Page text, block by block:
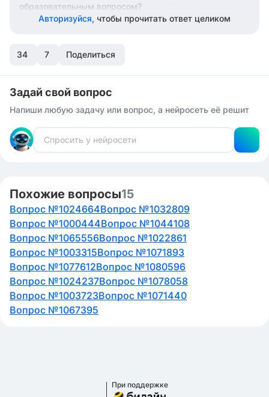
образовательным вопросом?
Авторизуйся, чтобы прочитать ответ целиком
34 7 Поделиться
Задай свой вопрос
Напиши любую задачу или вопрос, а нейросеть её решит
Похожие вопросы15
Вопрос №1024664Вопрос №1032809
Вопрос №1000444Вопрос №1044108
Вопрос №1065556Вопрос №1022861
Вопрос №1003315Вопрос №1071893
Вопрос №1077612Вопрос №1080596
Вопрос №1024237Вопрос №1078058
Вопрос №1003723Вопрос №1071440
Вопрос №1067395
При поддержке